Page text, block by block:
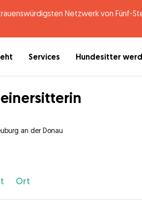
Netzwerk von Fünf-
Services Hundesitter
an der Donau
Ort